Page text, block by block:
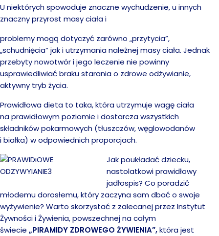
U niektórych spowoduje znaczne wychudzenie, u innych
znaczny przyrost masy ciała i
problemy mogą dotyczyć zarówno „przytycia”,
„schudnięcia” jak i utrzymania należnej masy ciała. Jednak
przebyty nowotwór i jego leczenie nie powinny
usprawiedliwiać braku starania o zdrowe odżywianie,
aktywny tryb życia.
Prawidłowa dieta to taka, która utrzymuje wagę ciała
na prawidłowym poziomie i dostarcza wszystkich
składników pokarmowych (tłuszczów, węglowodanów
i białka) w odpowiednich proporcjach.
Jak poukładać dziecku,
nastolatkowi prawidłowy
jadłospis? Co poradzić
młodemu dorosłemu, który zaczyna sam dbać o swoje
wyżywienie? Warto skorzystać z zalecanej przez Instytut
Żywności i Żywienia, powszechnej na całym
świecie „PIRAMIDY ZDROWEGO ŻYWIENIA”,która jest